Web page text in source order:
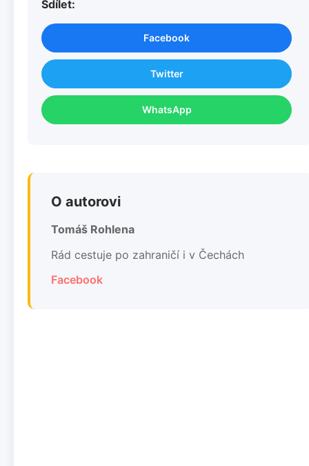
Sdílet:
Facebook
Twitter
WhatsApp
O autorovi
Tomáš Rohlena
Rád cestuje po zahraničí i v Čechách
Facebook